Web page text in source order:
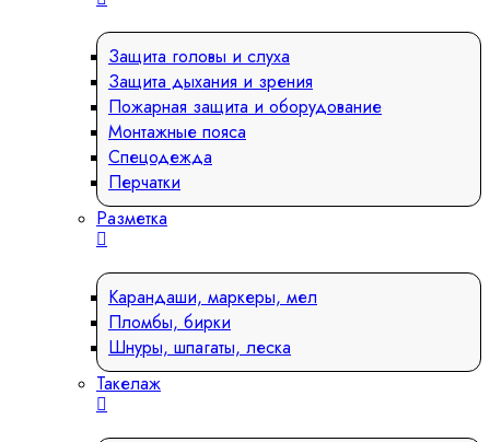
Защита головы и слуха
Защита дыхания и зрения
Пожарная защита и оборудование
Монтажные пояса
Спецодежда
Перчатки
Разметка
Карандаши, маркеры, мел
Пломбы, бирки
Шнуры, шпагаты, леска
Такелаж